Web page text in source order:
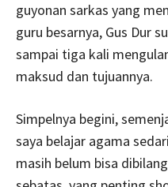
guyonan sarkas yang
guru besarnya, Gus Dur
sampai tiga kali
maksud dan tujuannya.
Simpelnya begini,
saya belajar agama
masih belum bisa